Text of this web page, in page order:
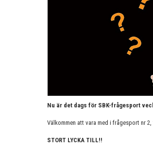
Nu är det dags för SBK-frågesport
Välkommen att vara med i frågesport nr
STORT LYCKA TILL!!